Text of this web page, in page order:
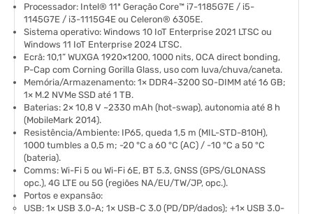
Processador: Intel® 11ª Geração Core™ i7-1185G7E / i5-
1145G7E / i3-1115G4E ou Celeron® 6305E.
Sistema operativo: Windows 10 IoT Enterprise 2021 LTSC ou
Windows 11 IoT Enterprise 2024 LTSC.
Ecrã: 10,1” WUXGA 1920×1200, 1000 nits, OCA direct bonding,
P-Cap com Corning Gorilla Glass, uso com luva/chuva/caneta.
Memória/Armazenamento: 1× DDR4-3200 SO-DIMM até 16 GB;
1× M.2 NVMe SSD até 1 TB.
Baterias: 2× 10,8 V ~2330 mAh (hot-swap), autonomia até 8 h
(MobileMark 2014).
Resistência/Ambiente: IP65, queda 1,5 m (MIL-STD-810H),
1000 tumbles a 0,5 m; -20 °C a 60 °C (AC) / -10 °C a 50 °C
(bateria).
Comms: Wi-Fi 5 ou Wi-Fi 6E, BT 5.3, GNSS (GPS/GLONASS
opc.), 4G LTE ou 5G (regiões NA/EU/TW/JP, opc.).
Portos e expansão:
USB: 1× USB 3.0-A; 1× USB-C 3.0 (PD/DP/dados); +1× USB 3.0-